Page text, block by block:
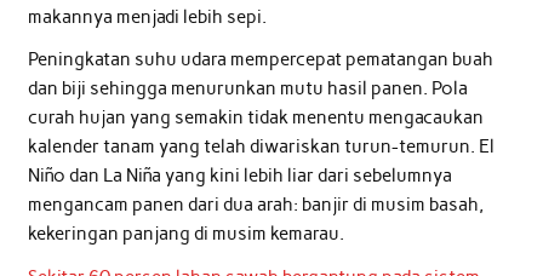
makannya menjadi lebih sepi.
Peningkatan suhu udara mempercepat pematangan buah
dan biji sehingga menurunkan mutu hasil panen. Pola
curah hujan yang semakin tidak menentu mengacaukan
kalender tanam yang telah diwariskan turun-temurun. El
Niño dan La Niña yang kini lebih liar dari sebelumnya
mengancam panen dari dua arah: banjir di musim basah,
kekeringan panjang di musim kemarau.